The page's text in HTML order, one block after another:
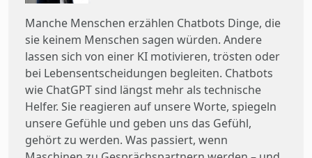
Manche Menschen erzählen Chatbots Dinge, die
sie keinem Menschen sagen würden. Andere
lassen sich von einer KI motivieren, trösten oder
bei Lebensentscheidungen begleiten. Chatbots
wie ChatGPT sind längst mehr als technische
Helfer. Sie reagieren auf unsere Worte, spiegeln
unsere Gefühle und geben uns das Gefühl,
gehört zu werden. Was passiert, wenn